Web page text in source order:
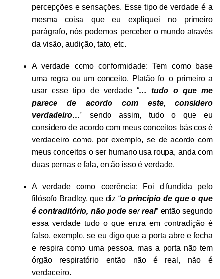
percepções e sensações. Esse tipo de verdade é a
mesma coisa que eu expliquei no primeiro
parágrafo, nós podemos perceber o mundo através
da visão, audição, tato, etc.
A verdade como conformidade: Tem como base
uma regra ou um conceito. Platão foi o primeiro a
usar esse tipo de verdade “… tudo o que me
parece de acordo com este, considero
verdadeiro…” sendo assim, tudo o que eu
considero de acordo com meus conceitos básicos é
verdadeiro como, por exemplo, se de acordo com
meus conceitos o ser humano usa roupa, anda com
duas pernas e fala, então isso é verdade.
A verdade como coerência: Foi difundida pelo
filósofo Bradley, que diz “o princípio de que o que
é contraditório, não pode ser real” então segundo
essa verdade tudo o que entra em contradição é
falso, exemplo, se eu digo que a porta abre e fecha
e respira como uma pessoa, mas a porta não tem
órgão respiratório então não é real, não é
verdadeiro.